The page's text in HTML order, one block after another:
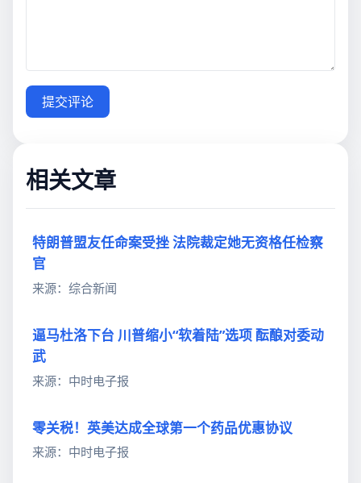
提交评论
相关文章
特朗普盟友任命案受挫 法院裁定她无资格任检察
官
来源：综合新闻
逼马杜洛下台 川普缩小“软着陆”选项 酝酿对委动
武
来源：中时电子报
零关税！英美达成全球第一个药品优惠协议
来源：中时电子报